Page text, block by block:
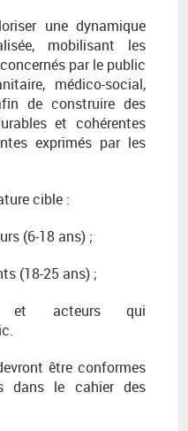
une dynamique
mobilisant les
par le public
médico-social,
de construire des
et cohérentes
exprimés par les
cible :
(6-18 ans) ;
(18-25 ans) ;
et acteurs qui
être conformes
dans le cahier des